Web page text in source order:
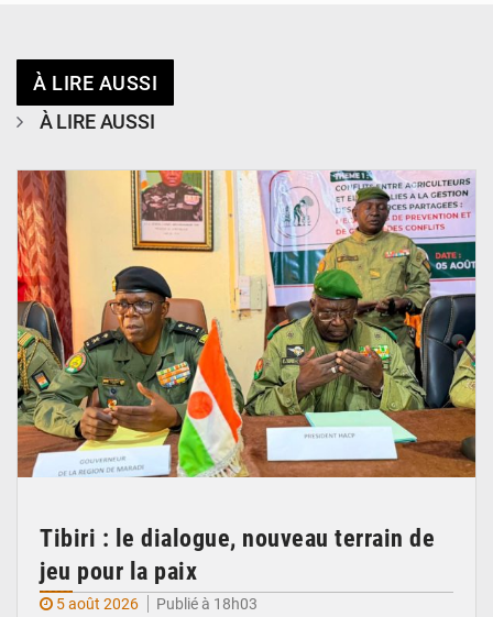
À LIRE AUSSI
À LIRE AUSSI
Tibiri : le dialogue, nouveau terrain de
jeu pour la paix
5 août 2026
Publié à 18h03